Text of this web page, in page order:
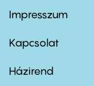
Footer
first
Impresszum
Kapcsolat
Footer
Házirend